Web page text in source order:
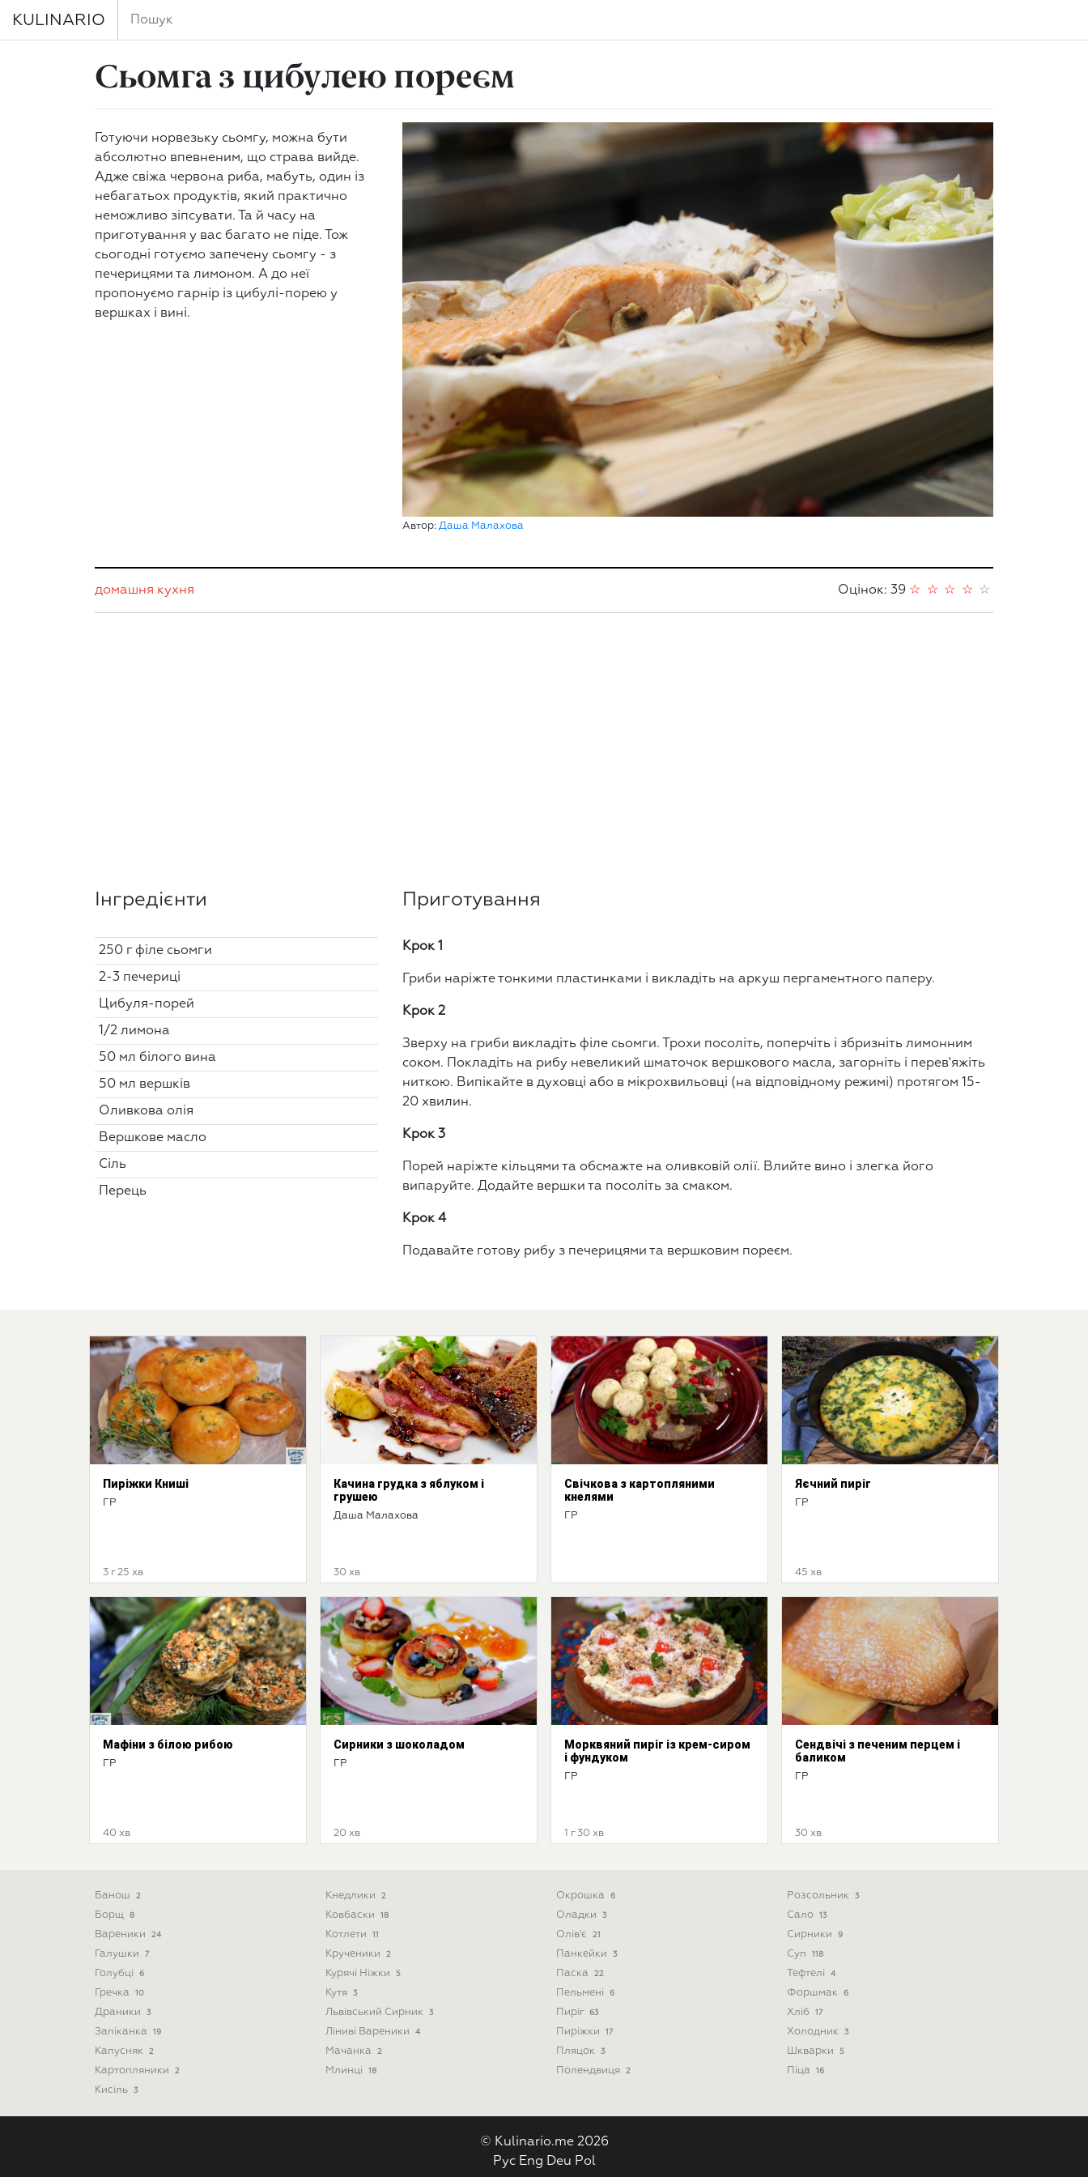
KULINARIO
Сьомга з цибулею пореєм
Автор: Даша Малахова
Готуючи норвезьку сьомгу, можна бути
абсолютно впевненим, що страва вийде.
Адже свіжа червона риба, мабуть, один із
небагатьох продуктів, який практично
неможливо зіпсувати. Та й часу на
приготування у вас багато не піде. Тож
сьогодні готуємо запечену сьомгу - з
печерицями та лимоном. А до неї
пропонуємо гарнір із цибулі-порею у
вершках і вині.
домашня кухня Оцінок: 39 ☆
☆
☆
☆
☆
Інгредієнти
250 г філе сьомги
2-3 печериці
Цибуля-порей
1/2 лимона
50 мл білого вина
50 мл вершків
Оливкова олія
Вершкове масло
Сіль
Перець
Приготування
Крок 1
Гриби наріжте тонкими пластинками і викладіть на аркуш пергаментного паперу.
Крок 2
Зверху на гриби викладіть філе сьомги. Трохи посоліть, поперчіть і збризніть лимонним
соком. Покладіть на рибу невеликий шматочок вершкового масла, загорніть і перев'яжіть
ниткою. Випікайте в духовці або в мікрохвильовці (на відповідному режимі) протягом 15-
20 хвилин.
Крок 3
Порей наріжте кільцями та обсмажте на оливковій олії. Влийте вино і злегка його
випаруйте. Додайте вершки та посоліть за смаком.
Крок 4
Подавайте готову рибу з печерицями та вершковим пореєм.
Пиріжки Книші
ГР
3 г 25 хв
Качина грудка з яблуком і
грушею
Даша Малахова
30 хв
Свічкова з картопляними
кнелями
ГР
Яєчний пиріг
ГР
45 хв
Мафіни з білою рибою
ГР
40 хв
Сирники з шоколадом
ГР
20 хв
Морквяний пиріг із крем-сиром
і фундуком
ГР
1 г 30 хв
Сендвічі з печеним перцем і
баликом
ГР
30 хв
Банош 2
Борщ 8
Вареники 24
Галушки 7
Голубці 6
Гречка 10
Драники 3
Запіканка 19
Капусняк 2
Картопляники 2
Кисіль 3
Кнедлики 2
Ковбаски 18
Котлети 11
Крученики 2
Курячі Ніжки 5
Кутя 3
Львівський Сирник 3
Ліниві Вареники 4
Мачанка 2
Млинці 18
Окрошка 6
Оладки 3
Олів'є 21
Панкейки 3
Паска 22
Пельмені 6
Пиріг 63
Пиріжки 17
Пляцок 3
Полендвиця 2
Розсольник 3
Сало 13
Сирники 9
Суп 118
Тефтелі 4
Форшмак 6
Хліб 17
Холодник 3
Шкварки 5
Піца 16
© Kulinario.me 2026
Рус Eng Deu Pol